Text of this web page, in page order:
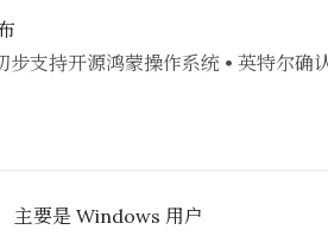
支持开源鸿蒙操作系统 • 英特尔
主要是 Windows 用户